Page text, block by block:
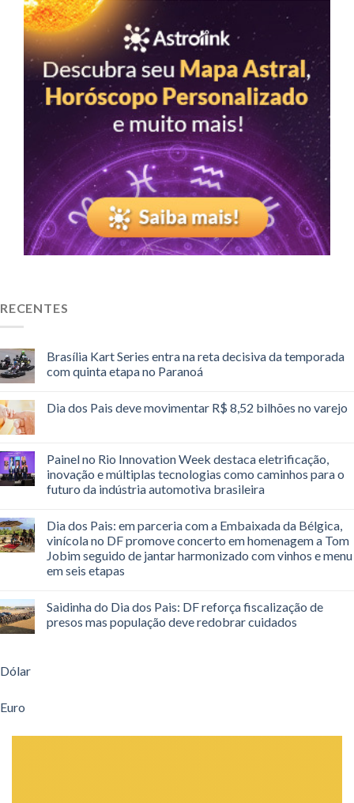
RECENTES
Brasília Kart Series entra na reta decisiva da temporada
com quinta etapa no Paranoá
Dia dos Pais deve movimentar R$ 8,52 bilhões no varejo
Painel no Rio Innovation Week destaca eletrificação,
inovação e múltiplas tecnologias como caminhos para o
futuro da indústria automotiva brasileira
Dia dos Pais: em parceria com a Embaixada da Bélgica,
vinícola no DF promove concerto em homenagem a Tom
Jobim seguido de jantar harmonizado com vinhos e menu
em seis etapas
Saidinha do Dia dos Pais: DF reforça fiscalização de
presos mas população deve redobrar cuidados
Dólar
Euro